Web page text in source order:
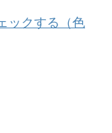
ックする（色